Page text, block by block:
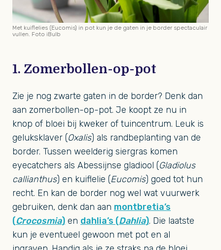
1. Zomerbollen-op-pot
Zie je nog zwarte gaten in de border? Denk dan
aan zomerbollen-op-pot. Je koopt ze nu in
knop of bloei bij kweker of tuincentrum. Leuk is
geluksklaver (Oxalis) als randbeplanting van de
border. Tussen weelderig siergras komen
eyecatchers als Abessijnse gladiool (Gladiolus
callianthus) en kuiflelie (Eucomis) goed tot hun
recht. En kan de border nog wel wat vuurwerk
gebruiken, denk dan aan montbretia’s
(Crocosmia) en dahlia’s (Dahlia). Die laatste
kun je eventueel gewoon met pot en al
Met kuiflelies (Eucomis) in pot kun je de gaten in je border spectaculair
vullen. Foto iBulb